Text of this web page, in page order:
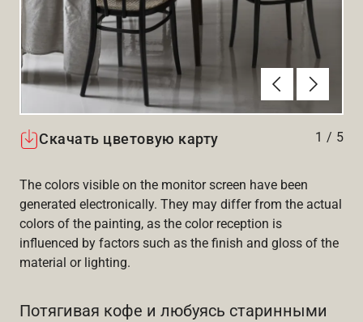
АлдыңғыВперёд
Скачать цветовую карту 1 / 5
The colors visible on the monitor screen have been
generated electronically. They may differ from the actual
colors of the painting, as the color reception is
influenced by factors such as the finish and gloss of the
material or lighting.
Потягивая кофе и любуясь старинными